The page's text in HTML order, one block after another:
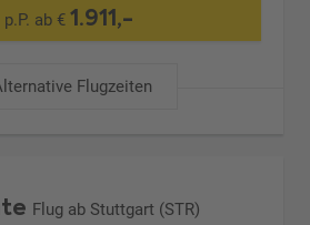
p.P. ab €1.911,-
Flugzeiten
Flug ab Stuttgart (STR)